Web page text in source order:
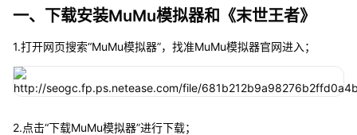
一、下载安装MuMu模拟器和《末世王者》
1.打开网页搜索“MuMu模拟器”，找准MuMu模拟器官网进入；
2.点击“下载MuMu模拟器”进行下载；